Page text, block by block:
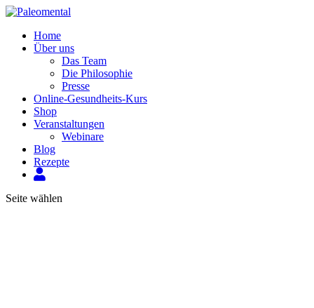
Home
Über uns
Das Team
Die Philosophie
Presse
Online-Gesundheits-Kurs
Shop
Veranstaltungen
Webinare
Blog
Rezepte
Seite wählen